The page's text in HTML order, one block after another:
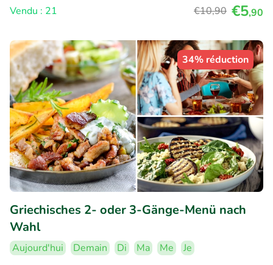
Vendu : 21
€10,90 €5,90
34% réduction
Griechisches 2- oder 3-Gänge-Menü nach
Wahl
Aujourd'hui Demain Di Ma Me
Je